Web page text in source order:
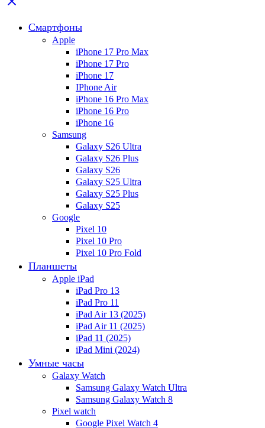
Смартфоны
Apple
iPhone 17 Pro Max
iPhone 17 Pro
iPhone 17
IPhone Air
iPhone 16 Pro Max
iPhone 16 Pro
iPhone 16
Samsung
Galaxy S26 Ultra
Galaxy S26 Plus
Galaxy S26
Galaxy S25 Ultra
Galaxy S25 Plus
Galaxy S25
Google
Pixel 10
Pixel 10 Pro
Pixel 10 Pro Fold
Планшеты
Apple iPad
iPad Pro 13
iPad Pro 11
iPad Air 13 (2025)
iPad Air 11 (2025)
iPad 11 (2025)
iPad Mini (2024)
Умные часы
Galaxy Watch
Samsung Galaxy Watch Ultra
Samsung Galaxy Watch 8
Pixel watch
Google Pixel Watch 4